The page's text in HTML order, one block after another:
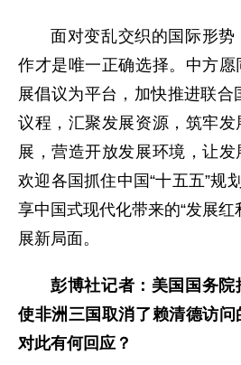
面对变乱交织的国际形
作才是唯一正确选择。中方
展倡议为平台，加快推进联合
议程，汇聚发展资源，筑牢
展，营造开放发展环境，让发
欢迎各国抓住中国“十五五”规
享中国式现代化带来的“发展红
展新局面。
彭博社记者：美国国务
使非洲三国取消了赖清德访
对此有何回应？